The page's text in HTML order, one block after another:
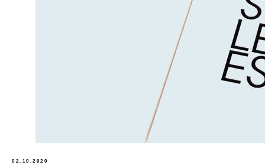
02.10.2020